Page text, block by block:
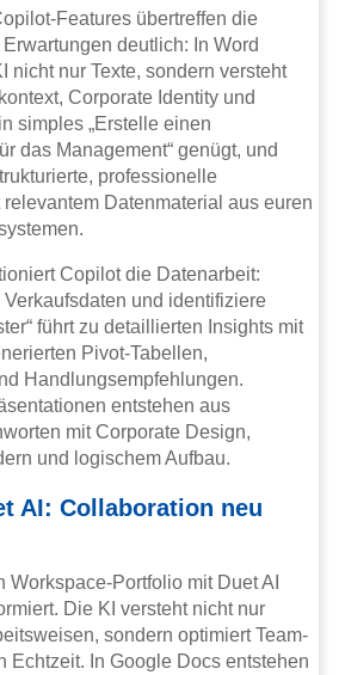
Features übertreffen die
deutlich: In Word
nicht nur Texte, sondern versteht
Corporate Identity und
simples „Erstelle einen
das Management“ genügt, und
professionelle
relevantem Datenmaterial aus euren
Copilot die Datenarbeit:
Verkaufsdaten und identifiziere
führt zu detaillierten Insights mit
Pivot-Tabellen,
Handlungsempfehlungen.
entstehen aus
mit Corporate Design,
und logischem Aufbau.
AI: Collaboration neu
Workspace-Portfolio mit Duet AI
Die KI versteht nicht nur
sondern optimiert Team-
Echtzeit. In Google Docs entstehen